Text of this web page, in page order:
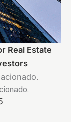
Real Estate